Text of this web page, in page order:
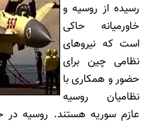
رسیده از روسیه و
خاورمیانه حاکی
است که نیروهای
نظامی چین برای
حضور و همکاری با
نظامیان روسیه
عازم سوریه هستند. روسیه در